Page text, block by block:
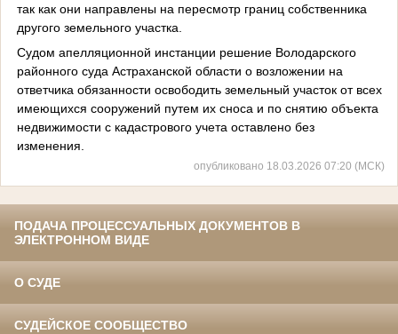
так как они направлены на пересмотр границ собственника
другого земельного участка.
Судом апелляционной инстанции решение Володарского
районного суда Астраханской области о возложении на
ответчика обязанности освободить земельный участок от всех
имеющихся сооружений путем их сноса и по снятию объекта
недвижимости с кадастрового учета оставлено без
изменения.
опубликовано 18.03.2026 07:20 (МСК)
ПОДАЧА ПРОЦЕССУАЛЬНЫХ ДОКУМЕНТОВ В
ЭЛЕКТРОННОМ ВИДЕ
О СУДЕ
СУДЕЙСКОЕ СООБЩЕСТВО